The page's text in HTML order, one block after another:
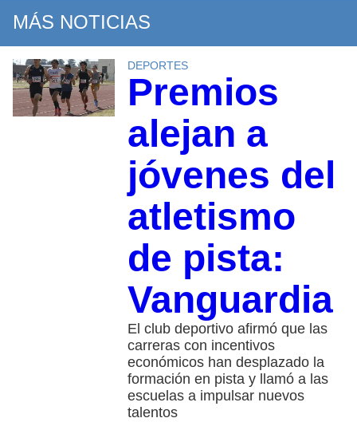
MÁS NOTICIAS
DEPORTES
Premios
alejan a
jóvenes del
atletismo
de pista:
Vanguardia
El club deportivo afirmó que las
carreras con incentivos
económicos han desplazado la
formación en pista y llamó a las
escuelas a impulsar nuevos
talentos